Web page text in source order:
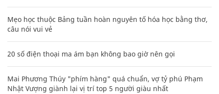
Mẹo học thuộc Bảng tuần hoàn nguyên tố hóa học bằng thơ,
câu nói vui vẻ
20 số điện thoại ma ám bạn không bao giờ nên gọi
Mai Phương Thúy "phím hàng" quá chuẩn, vợ tỷ phú Phạm
Nhật Vượng giành lại vị trí top 5 người giàu nhất